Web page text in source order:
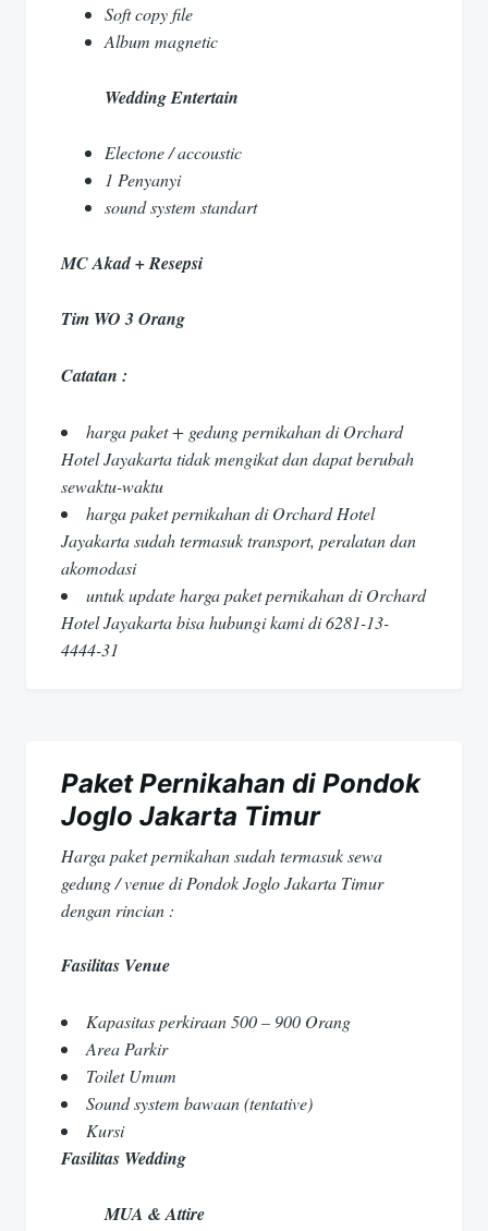
Soft copy file
Album magnetic
Wedding Entertain
Electone / accoustic
1 Penyanyi
sound system standart
MC Akad + Resepsi
Tim WO 3 Orang
Catatan :
harga paket + gedung pernikahan di Orchard
Hotel Jayakarta tidak mengikat dan dapat berubah
sewaktu-waktu
harga paket pernikahan di Orchard Hotel
Jayakarta sudah termasuk transport, peralatan dan
akomodasi
untuk update harga paket pernikahan di Orchard
Hotel Jayakarta bisa hubungi kami di 6281-13-
4444-31
Paket Pernikahan di Pondok
Joglo Jakarta Timur
Harga paket pernikahan sudah termasuk sewa
gedung / venue di Pondok Joglo Jakarta Timur
dengan rincian :
Fasilitas Venue
Kapasitas perkiraan 500 – 900 Orang
Area Parkir
Toilet Umum
Sound system bawaan (tentative)
Kursi
Fasilitas Wedding
MUA & Attire